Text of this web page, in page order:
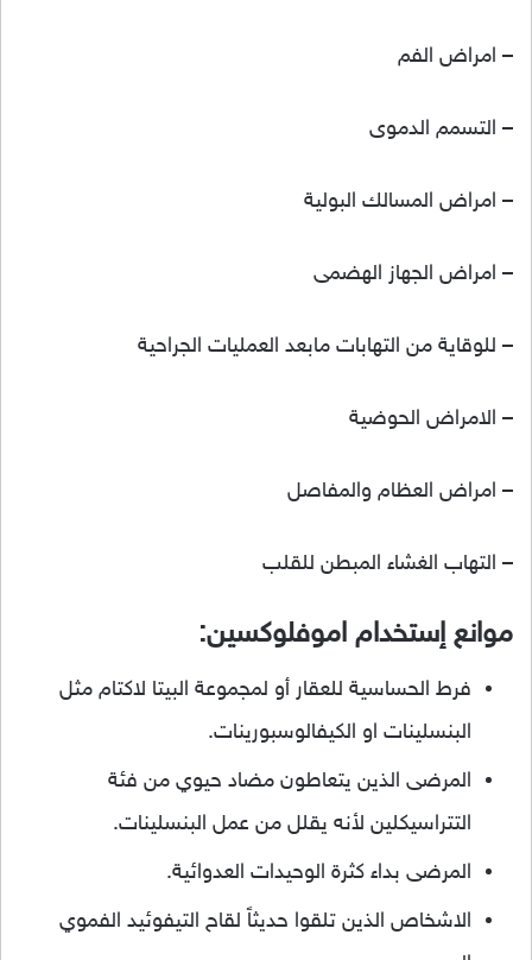
– امراض الفم
– التسمم الدموى
– امراض المسالك البولية
– امراض الجهاز الهضمى
– للوقاية من التهابات مابعد العمليات الجراحية
– الامراض الحوضية
– امراض العظام والمفاصل
– التهاب الغشاء المبطن للقلب
موانع إستخدام اموفلوكسين:
فرط الحساسية للعقار أو لمجموعة البيتا لاكتام مثل
البنسلينات او الكيفالوسبورينات.
المرضى الذين يتعاطون مضاد حيوي من فئة
التتراسيكلين لأنه يقلل من عمل البنسلينات.
المرضى بداء كثرة الوحيدات العدوائية.
الاشخاص الذين تلقوا حديثاً لقاح التيفوئيد الفموي